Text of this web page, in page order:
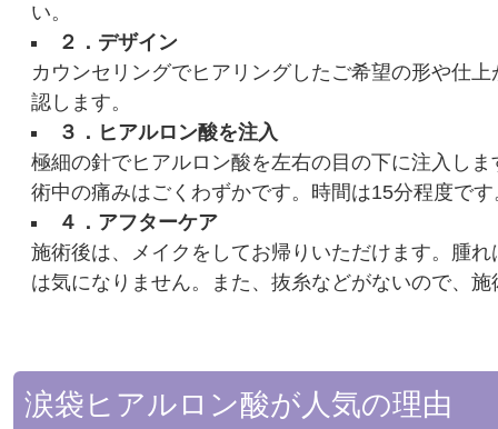
い。
２．デザイン
カウンセリングでヒアリングしたご希望の形や仕
認します。
３．ヒアルロン酸を注入
極細の針でヒアルロン酸を左右の目の下に注入し
術中の痛みはごくわずかです。時間は15分程度です
４．アフターケア
施術後は、メイクをしてお帰りいただけます。腫
は気になりません。また、抜糸などがないので、
涙袋ヒアルロン酸が人気の理由